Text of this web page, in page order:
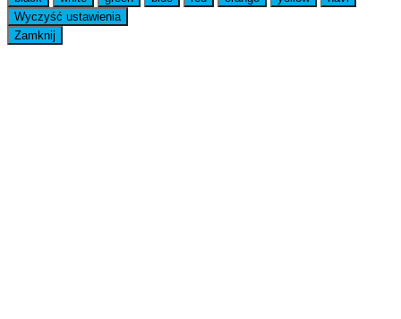
Wyczyść ustawienia
Zamknij